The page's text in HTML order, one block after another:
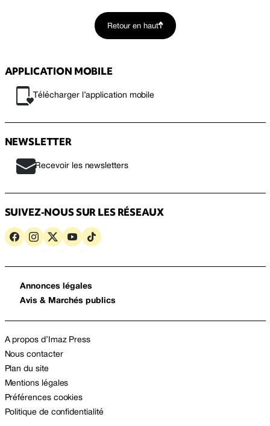
Retour en haut
APPLICATION MOBILE
Télécharger l’application mobile
NEWSLETTER
Recevoir les newsletters
SUIVEZ-NOUS SUR LES RÉSEAUX
Annonces légales
Avis & Marchés publics
A propos d’Imaz Press
Nous contacter
Plan du site
Mentions légales
Préférences cookies
Politique de confidentialité